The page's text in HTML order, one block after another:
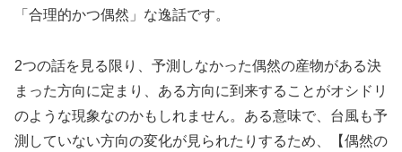
「合理的かつ偶然」な逸話です。
2つの話を見る限り、予測しなかった偶然の産物がある決
まった方向に定まり、ある方向に到来することがオシドリ
のような現象なのかもしれません。ある意味で、台風も予
測していない方向の変化が見られたりするため、【偶然の